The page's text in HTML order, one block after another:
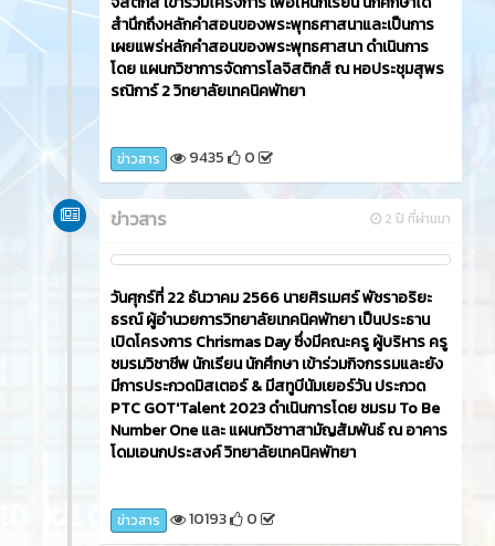
อาชญากรรม ช่วงเทศกาลปีใหม่ พ.ศ.2567' โดยนายศิร
เมศร์ พัชราอริยธรณ์ ผู้อำนวยการวิทยาลัยเทคนิค
พัทยา มอบหมายให้ นายวรพล ทรงอาจ หัวหน้างาน
โครงการพิเศษและบริการชุมชน นำนักเรียน นักศึกษา
วิชาช่างยนต์ เข้าร่วมกิจกรรม ณ ลานกิจกรรมพัทยา
กลาง ถนนเลียบชายหาดพัทยา (แยกนิภาลอดจ์)
2 ปี ที่ผ่านมา
ข่าวสาร
วันศุกร์ที่ 22 ธันวาคม 2566​ นายศิรเมศร์ พัชราอริยะ
ธรณ์ ผู้อำนวยการวิทยาลัยเทคนิคพัทยา เป็นประธาน
เปิดโครงการจัดทำป้ายหลักคำสอนพระพุทธศาสนา
โดยมีคณะครู นักเรียน นักศึกษา แผนกวิชาการจัดการโล
เผยแพร่หลักคำสอนของพระพุทธศาสนา ดำเนินการ
โดย แผนกวิชาการจัดการโลจิสติกส์ ณ หอประชุมสุพร